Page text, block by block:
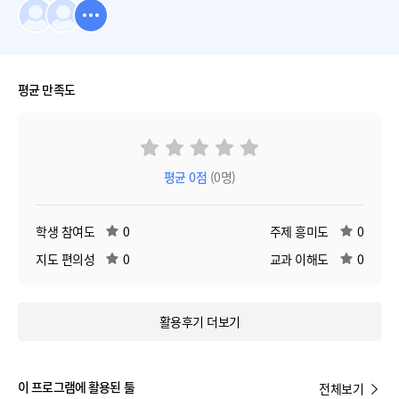
평균 만족도
평균0점 (0명)
학생 참여도 0 주제 흥미도
0
지도 편의성
0 교과 이해도 0
활용후기 더보기
이 프로그램에 활용된 툴 전체보기